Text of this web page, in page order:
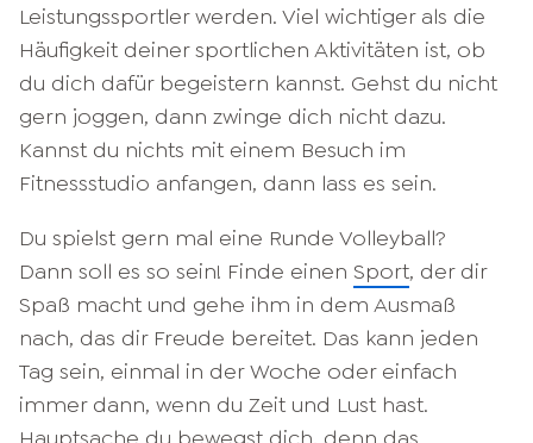
Leistungssportler werden. Viel wichtiger als die
Häufigkeit deiner sportlichen Aktivitäten ist, ob
du dich dafür begeistern kannst. Gehst du nicht
gern joggen, dann zwinge dich nicht dazu.
Kannst du nichts mit einem Besuch im
Fitnessstudio anfangen, dann lass es sein.
Du spielst gern mal eine Runde Volleyball?
Dann soll es so sein! Finde einen Sport, der dir
Spaß macht und gehe ihm in dem Ausmaß
nach, das dir Freude bereitet. Das kann jeden
Tag sein, einmal in der Woche oder einfach
immer dann, wenn du Zeit und Lust hast.